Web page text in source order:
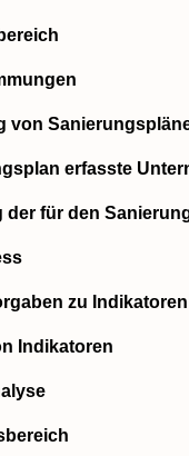
von
erfasste
der für den
zu Indikatoren
Indikatoren